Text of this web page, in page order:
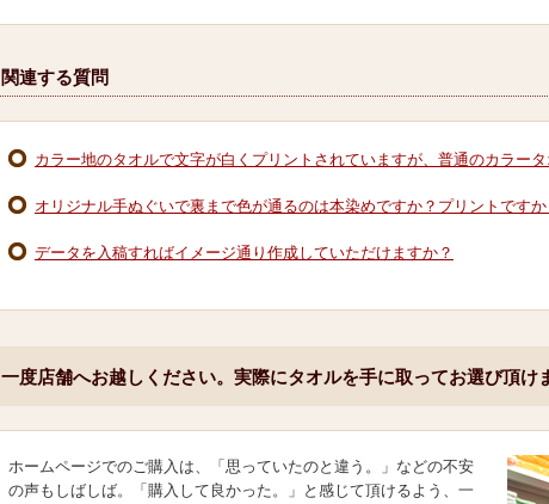
関連する質問
カラー地のタオルで文字が白くプリントされていますが、普通のカラー
オリジナル手ぬぐいで裏まで色が通るのは本染めですか？プリントです
データを入稿すればイメージ通り作成していただけますか？
一度店舗へお越しください。実際にタオルを手に取ってお選び頂け
ホームページでのご購入は、「思っていたのと違う。」などの不安
の声もしばしば。「購入して良かった。」と感じて頂けるよう、一